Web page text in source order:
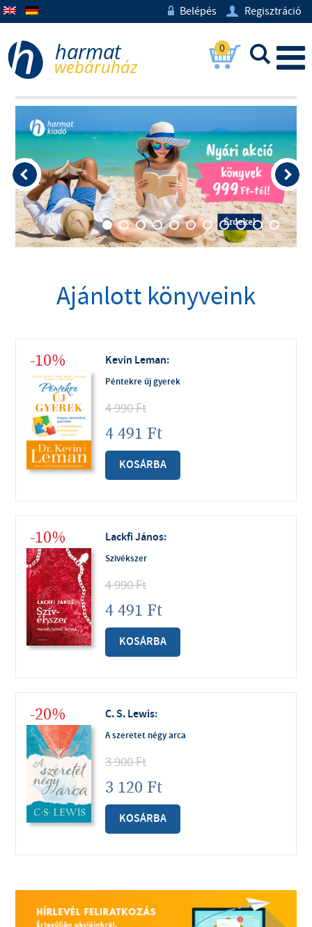
w Belépés U Regisztráció
0 L
Ajánlott könyveink
-10% Kevin Leman:
Péntekre új gyerek
4 990Ft
4 491 Ft
KOSÁRBA
-10% Lackfi János:
Szívékszer
4 990Ft
4 491 Ft
KOSÁRBA
-20% C. S. Lewis:
A szeretet négy arca
3 900Ft
3 120 Ft
KOSÁRBA